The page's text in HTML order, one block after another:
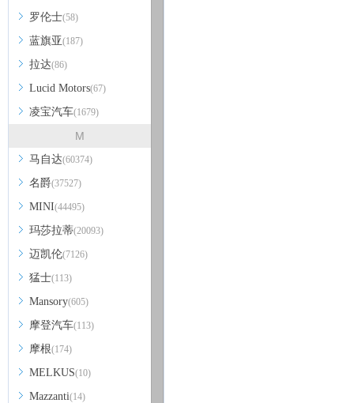
罗伦士(58)
蓝旗亚(187)
拉达(86)
Lucid Motors(67)
凌宝汽车(1679)
M
马自达(60374)
名爵(37527)
MINI(44495)
玛莎拉蒂(20093)
迈凯伦(7126)
猛士(113)
Mansory(605)
摩登汽车(113)
摩根(174)
MELKUS(10)
Mazzanti(14)